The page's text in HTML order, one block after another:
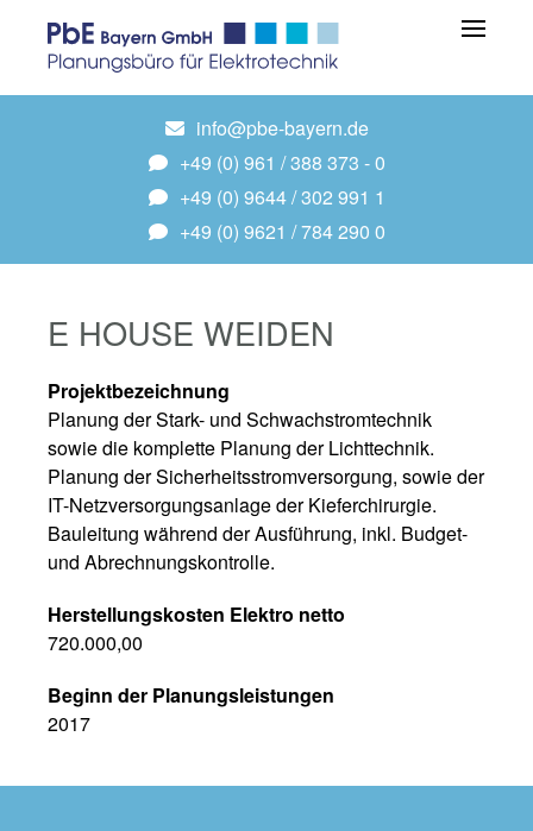
info@pbe-bayern.de
+49 (0) 961 / 388 373 - 0
+49 (0) 9644 / 302 991 1
+49 (0) 9621 / 784 290 0
E HOUSE WEIDEN
Projektbezeichnung
Planung der Stark- und Schwachstromtechnik
sowie die komplette Planung der Lichttechnik.
Planung der Sicherheitsstromversorgung, sowie der
IT-Netzversorgungsanlage der Kieferchirurgie.
Bauleitung während der Ausführung, inkl. Budget-
und Abrechnungskontrolle.
Herstellungskosten Elektro netto
720.000,00
Beginn der Planungsleistungen
2017